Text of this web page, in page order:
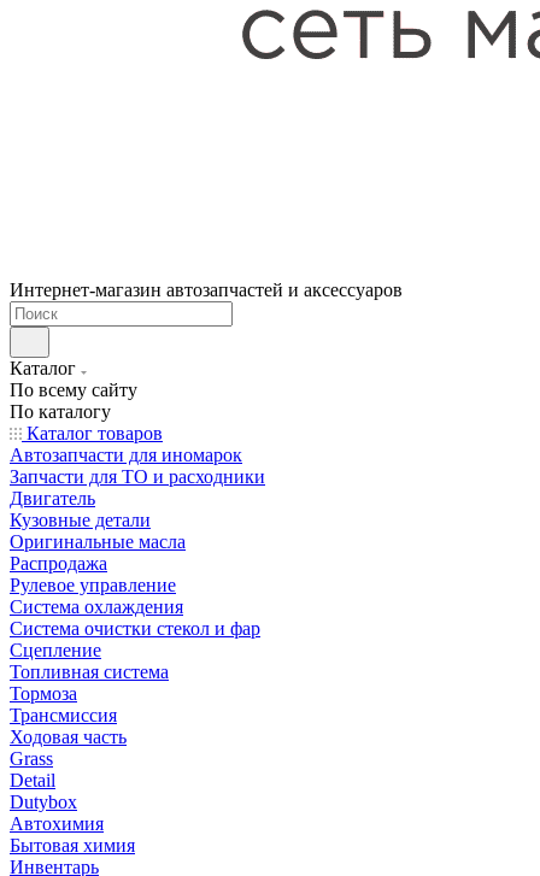
Интернет-магазин автозапчастей и аксессуаров
Каталог
По всему сайту
По каталогу
Каталог товаров
Автозапчасти для иномарок
Запчасти для ТО и расходники
Двигатель
Кузовные детали
Оригинальные масла
Распродажа
Рулевое управление
Система охлаждения
Система очистки стекол и фар
Сцепление
Топливная система
Тормоза
Трансмиссия
Ходовая часть
Grass
Detail
Dutybox
Автохимия
Бытовая химия
Инвентарь